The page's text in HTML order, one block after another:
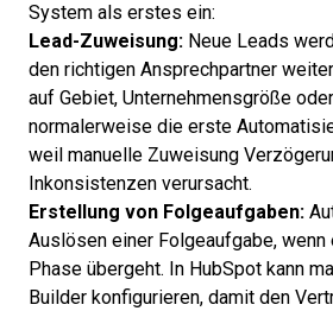
System als erstes ein:
Lead-Zuweisung: Neue Leads
den richtigen Ansprechpartner
auf Gebiet, Unternehmensgröße
normalerweise die erste
weil manuelle Zuweisung
Inkonsistenzen verursacht.
Erstellung von Folgeaufgaben:
Auslösen einer Folgeaufgabe, wenn
Phase übergeht. In HubSpot kann
Builder konfigurieren, damit den